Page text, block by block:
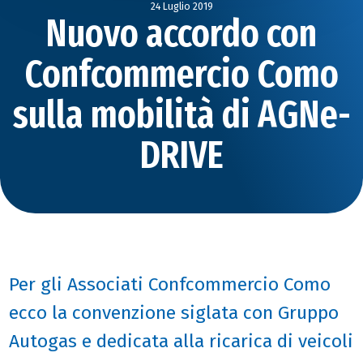
24 Luglio 2019
Nuovo accordo con
Confcommercio Como
sulla mobilità di AGNe-
DRIVE
Per gli Associati Confcommercio Como
ecco la convenzione siglata con Gruppo
Autogas e dedicata alla ricarica di veicoli